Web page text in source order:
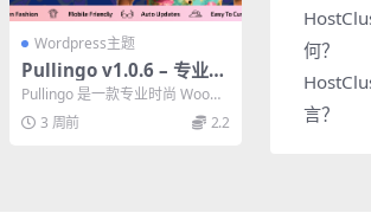
Wordpress主题
Pullingo v1.0.6 – 专业时
尚WooCommerce主题必
备
Pullingo 是一款专业时尚 WooCo
mmerce 主题，适用于服装、配
饰...3 周前 2.2
何？
言？